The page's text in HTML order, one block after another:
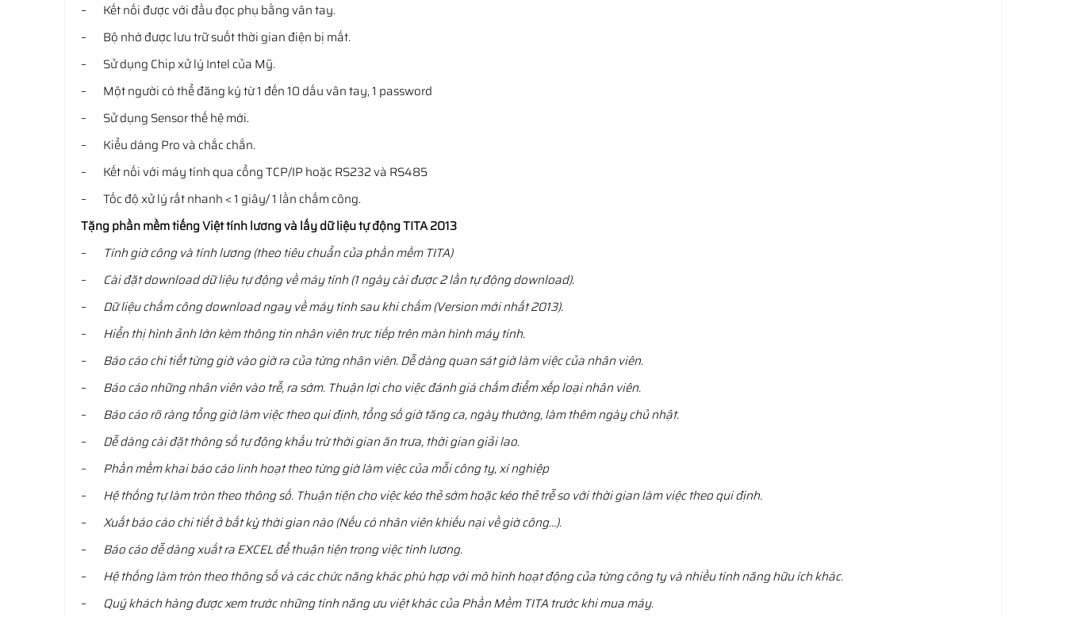
– Kết nối được với đầu đọc phụ bằng vân tay.
– Bộ nhớ được lưu trữ suốt thời gian điện bị mất.
– Sử dụng Chip xử lý Intel của Mỹ.
– Một người có thể đăng ký từ 1 đến 10 dấu vân tay, 1 password
– Sử dụng Sensor thế hệ mới.
– Kiểu dáng Pro và chắc chắn.
– Kết nối với máy tính qua cổng TCP/IP hoặc RS232 và RS485
– Tốc độ xử lý rất nhanh < 1 giây/ 1 lần chấm công.
Tặng phần mềm tiếng Việt tính lương và lấy dữ liệu tự động TITA 2013
–
Tính giờ công và tính lương (theo tiêu chuẩn của phần mềm TITA)
– Cài đặt download dữ liệu tự động về máy tính (1 ngày cài được 2 lần tự động download).
– Dữ liệu chấm công download ngay về máy tính sau khi chấm (Version mới nhất 2013).
– Hiển thị hình ảnh lớn kèm thông tin nhân viên trực tiếp trên màn hình máy tính.
– Báo cáo chi tiết từng giờ vào giờ ra của từng nhân viên. Dễ dàng quan sát giờ làm việc của nhân viên.
– Báo cáo những nhân viên vào trễ, ra sớm. Thuận lợi cho việc đánh giá chấm điểm xếp loại nhân viên.
– Báo cáo rõ ràng tổng giờ làm việc theo qui định, tổng số giờ tăng ca, ngày thường, làm thêm ngày chủ nhật.
– Dễ dàng cài đặt thông số tự động khấu trừ thời gian ăn trưa, thời gian giải lao.
– Phần mềm khai báo cáo linh hoạt theo từng giờ làm việc của mỗi công ty, xí nghiệp
– Hệ thống tự làm tròn theo thông số. Thuận tiện cho việc kéo thẻ sớm hoặc kéo thẻ trễ so với thời gian làm việc theo qui định.
– Xuất báo cáo chi tiết ở bất kỳ thời gian nào (Nếu có nhân viên khiếu nại về giờ công…).
– Báo cáo dễ dàng xuất ra EXCEL để thuận tiện trong việc tính lương.
– Hệ thống làm tròn theo thông số và các chức năng khác phù hợp với mô hình hoạt động của từng công ty và nhiều tính năng hữu ích khác.
– Quý khách hàng được xem trước những tính năng ưu việt khác của Phần Mềm TITA trước khi mua máy.